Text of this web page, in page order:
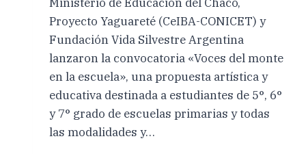
Ministerio de Educación del Chaco,
Proyecto Yaguareté (CeIBA-CONICET) y
Fundación Vida Silvestre Argentina
lanzaron la convocatoria «Voces del monte
en la escuela», una propuesta artística y
educativa destinada a estudiantes de 5°, 6°
y 7° grado de escuelas primarias y todas
las modalidades y…